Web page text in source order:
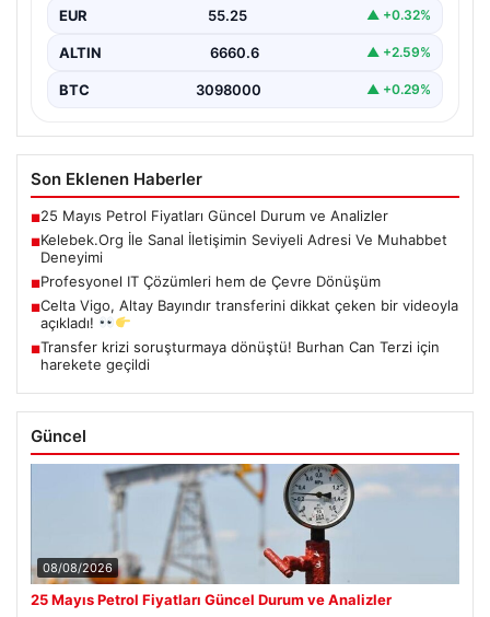
EUR 55.25 ▲ +0.32%
ALTIN 6660.6 ▲ +2.59%
BTC 3098000 ▲ +0.29%
Son Eklenen Haberler
■25 Mayıs Petrol Fiyatları Güncel Durum ve Analizler
■Kelebek.Org İle Sanal İletişimin Seviyeli Adresi Ve Muhabbet
Deneyimi
■Profesyonel IT Çözümleri hem de Çevre Dönüşüm
■Celta Vigo, Altay Bayındır transferini dikkat çeken bir videoyla
açıkladı!
■Transfer krizi soruşturmaya dönüştü! Burhan Can Terzi için
harekete geçildi
Güncel
08/08/2026
25 Mayıs Petrol Fiyatları Güncel Durum ve Analizler